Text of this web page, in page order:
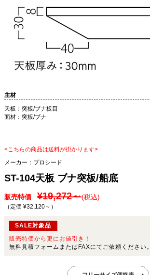
主材
天板：突板/ブナ板目
面材：突板/ブナ
<こちらの商品は送料が掛かります>
メーカー： プロシード
ST-104天板 ブナ突板/船底
販売特価 ¥19,272～(税込)
（定価 ¥32,120～ ）
SALE対象品
販売特価から更にお値引き！
無料見積フォームまたはFAXにてご依頼ください。